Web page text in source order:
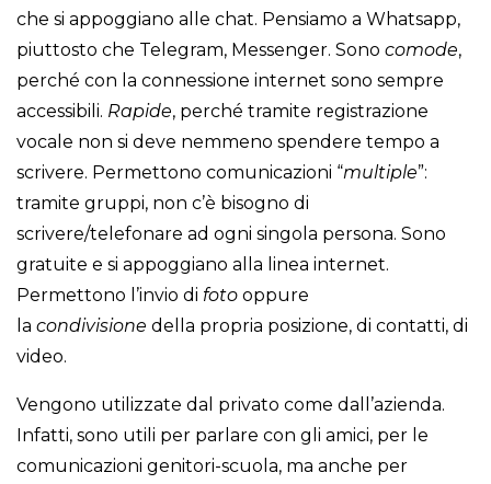
che si appoggiano alle chat. Pensiamo a Whatsapp,
piuttosto che Telegram, Messenger. Sono comode,
perché con la connessione internet sono sempre
accessibili. Rapide, perché tramite registrazione
vocale non si deve nemmeno spendere tempo a
scrivere. Permettono comunicazioni “multiple”:
tramite gruppi, non c’è bisogno di
scrivere/telefonare ad ogni singola persona. Sono
gratuite e si appoggiano alla linea internet.
Permettono l’invio di foto oppure
la condivisione della propria posizione, di contatti, di
video.
Vengono utilizzate dal privato come dall’azienda.
Infatti, sono utili per parlare con gli amici, per le
comunicazioni genitori-scuola, ma anche per